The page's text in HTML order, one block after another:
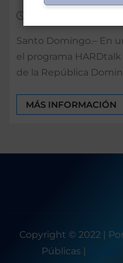
Santo Domingo.– En
el programa
de la República
MÁS INFORMACIÓN
Copyright © 2022 |
Públicas |